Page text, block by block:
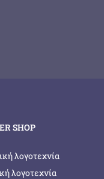
SHOP
λογοτεχνία
λογοτεχνία